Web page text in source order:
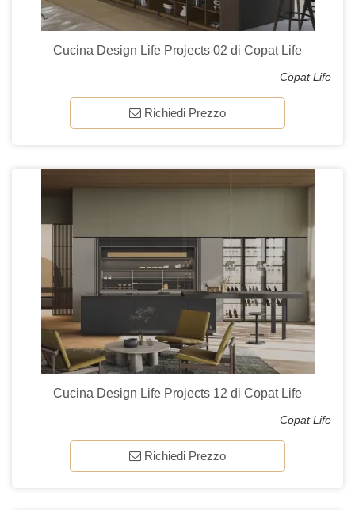
Cucina Design Life Projects 02 di Copat Life
Copat Life
Richiedi Prezzo
Cucina Design Life Projects 12 di Copat Life
Copat Life
Richiedi Prezzo